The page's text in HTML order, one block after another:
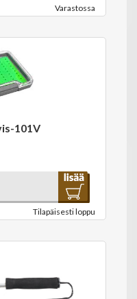
Varastossa
101V
Tilapäisesti loppu